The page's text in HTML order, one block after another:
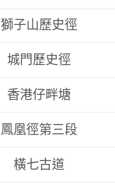
獅子山歷史徑
城門歷史徑
香港仔畔塘
鳳凰徑第三段
橫七古道